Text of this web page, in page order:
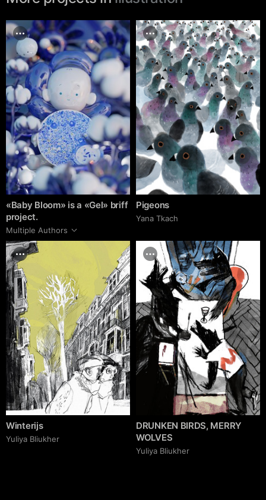
«Baby Bloom» is a «Gel» briff
project.
Multiple Authors
Pigeons
Yana Tkach
Winterijs
Yuliya Bliukher
DRUNKEN BIRDS, MERRY
WOLVES
Yuliya Bliukher